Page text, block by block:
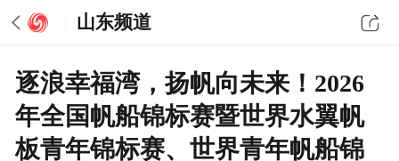
山东频道
逐浪幸福湾，扬帆向未来！2026
年全国帆船锦标赛暨世界水翼帆
板青年锦标赛、世界青年帆船锦